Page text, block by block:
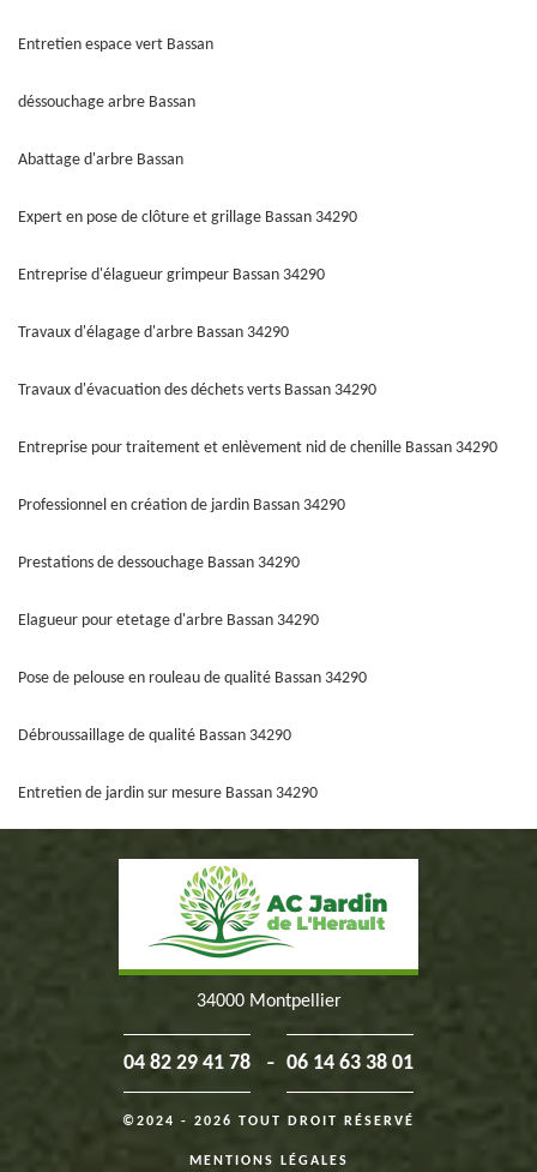
Entretien espace vert Bassan
déssouchage arbre Bassan
Abattage d'arbre Bassan
Expert en pose de clôture et grillage Bassan 34290
Entreprise d'élagueur grimpeur Bassan 34290
Travaux d'élagage d'arbre Bassan 34290
Travaux d'évacuation des déchets verts Bassan 34290
Entreprise pour traitement et enlèvement nid de chenille Bassan 34290
Professionnel en création de jardin Bassan 34290
Prestations de dessouchage Bassan 34290
Elagueur pour etetage d'arbre Bassan 34290
Pose de pelouse en rouleau de qualité Bassan 34290
Débroussaillage de qualité Bassan 34290
Entretien de jardin sur mesure Bassan 34290
34000 Montpellier
04 82 29 41 78 - 06 14 63 38 01
©2024 - 2026 TOUT DROIT RÉSERVÉ
MENTIONS LÉGALES